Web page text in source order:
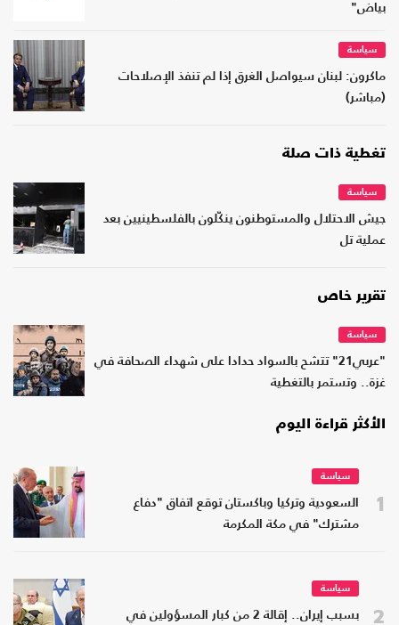
بياض"
سياسة
ماكرون: لبنان سيواصل الغرق إذا لم تنفذ الإصلاحات
(مباشر)
تغطية ذات صلة
سياسة
جيش الاحتلال والمستوطنون ينكّلون بالفلسطينيين بعد
عملية تل
تقرير خاص
سياسة
"عربي21" تتشح بالسواد حدادا على شهداء الصحافة في
غزة.. وتستمر بالتغطية
الأكثر قراءة اليوم
1
سياسة
السعودية وتركيا وباكستان توقع اتفاق "دفاع
مشترك" في مكة المكرمة
2
سياسة
بسبب إيران.. إقالة 2 من كبار المسؤولين في